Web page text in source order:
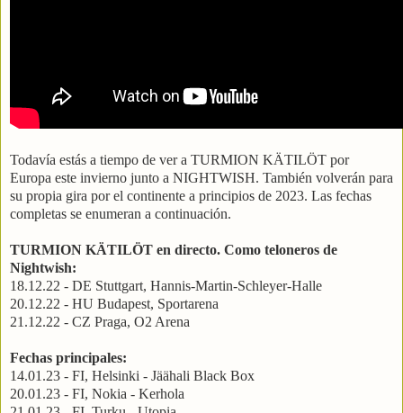
Todavía estás a tiempo de ver a TURMION KÄTILÖT por
Europa este invierno junto a NIGHTWISH. También volverán para
su propia gira por el continente a principios de 2023. Las fechas
completas se enumeran a continuación.
TURMION KÄTILÖT en directo. Como teloneros de
Nightwish:
18.12.22 - DE Stuttgart, Hannis-Martin-Schleyer-Halle
20.12.22 - HU Budapest, Sportarena
21.12.22 - CZ Praga, O2 Arena
Fechas principales:
14.01.23 - FI, Helsinki - Jäähali Black Box
20.01.23 - FI, Nokia - Kerhola